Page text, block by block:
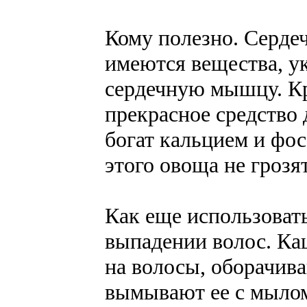
Кому полезно.
имеются вещества,
сердечную мышцу.
прекрасное
богат кальцием и
этого овоща не
Как еще
выпадении волос.
на волосы,
вымывают ее с